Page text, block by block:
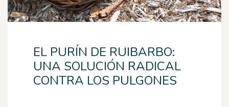
EL PURÍN DE RUIBARBO:
UNA SOLUCIÓN RADICAL
CONTRA LOS PULGONES